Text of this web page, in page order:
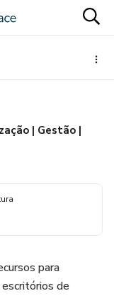
| Gestão |
para
de